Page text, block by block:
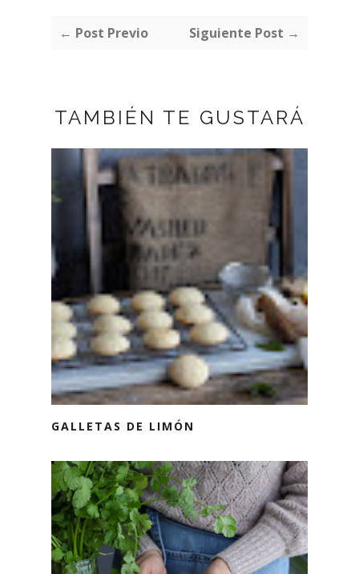
← Post Previo Siguiente Post →
TAMBIÉN TE GUSTARÁ
GALLETAS DE LIMÓN